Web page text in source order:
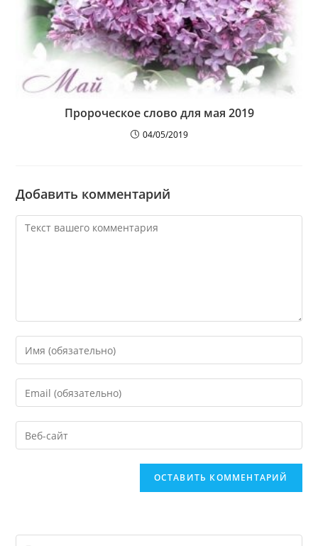
Пророческое слово для мая 2019
04/05/2019
Добавить комментарий